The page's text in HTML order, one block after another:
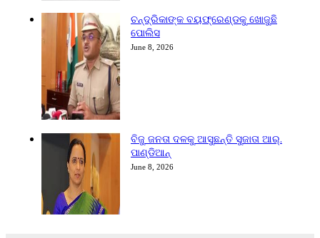
ଚନ୍ଦ୍ରିକାଙ୍କ ବୟଫ୍ରେଣ୍ଡକୁ ଖୋଜୁଛି
ପୋଲିସ
June 8, 2026
ବିଜୁ ଜନତା ଦଳକୁ ଆସୁଛନ୍ତି ସୁଜାତା ଆର୍‌.
ପାଣ୍ଡିଆନ୍
June 8, 2026